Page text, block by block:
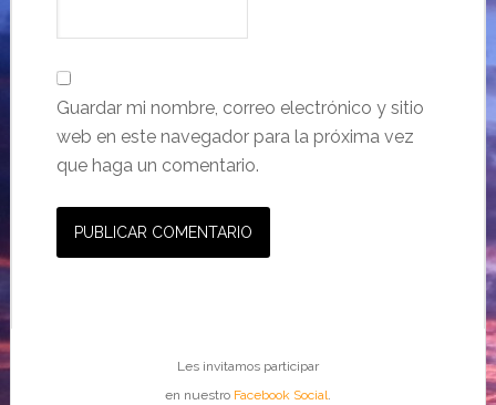
Guardar mi nombre, correo electrónico y sitio
web en este navegador para la próxima vez
que haga un comentario.
Les invitamos participar
en nuestro Facebook Social.